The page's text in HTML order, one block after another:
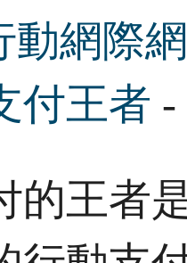
動網際
付王者 -
王者